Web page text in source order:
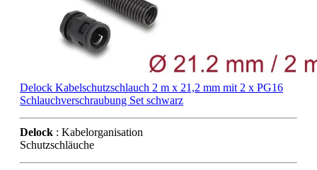
Delock Kabelschutzschlauch 2 m x 21,2 mm mit 2 x PG16
Schlauchverschraubung Set schwarz
Delock : Kabelorganisation
Schutzschläuche